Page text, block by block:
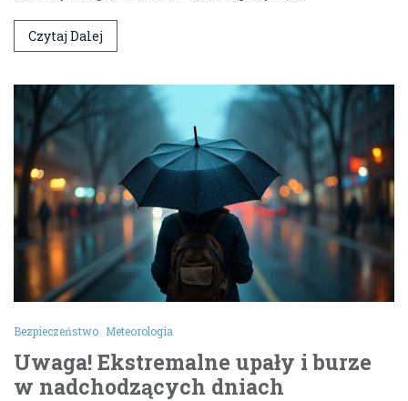
Czytaj Dalej
Bezpieczeństwo Meteorologia
Uwaga! Ekstremalne upały i burze
w nadchodzących dniach